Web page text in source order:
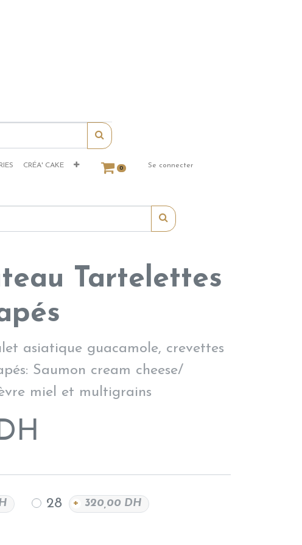
CRÉA' CAKE 0 Se connecter
Tartelettes
asiatique guacamole, crevettes
Saumon cream cheese/
miel et multigrains
28 + 320,00 DH